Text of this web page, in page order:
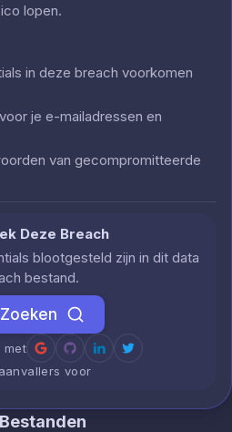
lopen.
in deze breach voorkomen
je e-mailadressen en
van gecompromitteerde
Deze Breach
blootgesteld zijn in dit data
bestand.
met
voor